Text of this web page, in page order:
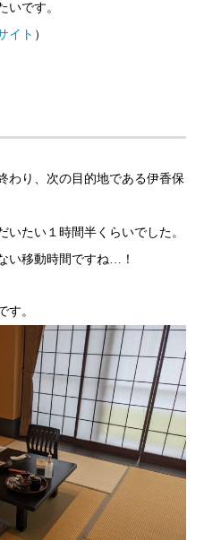
いです。
イト ）
わり、次の目的地である伊香保
たい１時間半くらいでした。
い移動時間ですね…！
す。